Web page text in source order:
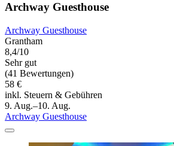
Archway Guesthouse
Archway Guesthouse
Grantham
8,4/10
Sehr gut
(41 Bewertungen)
58 €
inkl. Steuern & Gebühren
9. Aug.–10. Aug.
Archway Guesthouse